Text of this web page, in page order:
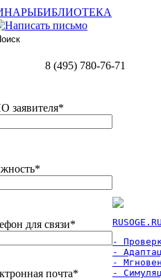
БИБЛИОТЕКА
8 (495) 780-76-71
заявителя*
для связи*
почта*
-
-
-
-